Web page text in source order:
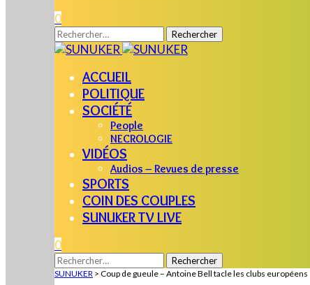
0
Rechercher :
ACCUEIL
POLITIQUE
SOCIÉTÉ
People
NECROLOGIE
VIDÉOS
Audios – Revues de presse
SPORTS
COIN DES COUPLES
SUNUKER TV LIVE
0
Rechercher :
SUNUKER > Coup de gueule – Antoine Bell tacle les clubs européens